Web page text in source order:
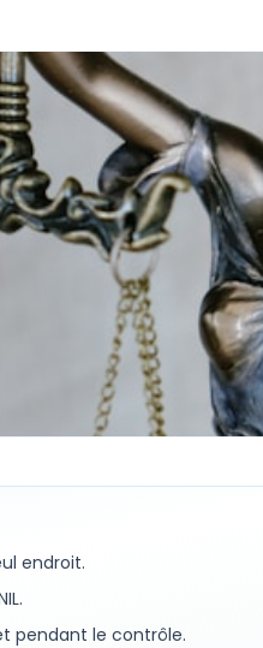
endroit.
pendant le contrôle.